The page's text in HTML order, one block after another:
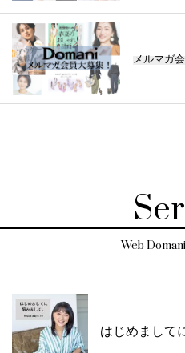
メルマガ
Web
はじめまして